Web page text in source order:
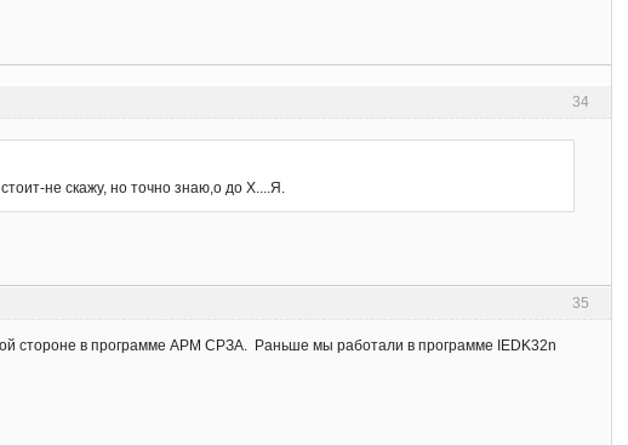
34
не скажу, но точно знаю,о до Х....Я.
35
стороне в программе АРМ СРЗА. Раньше мы работали в программе IEDK32n